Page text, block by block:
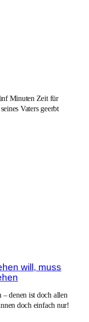
Minuten Zeit für
Vaters geerbt
will, muss
denen ist doch allen
doch einfach nur!